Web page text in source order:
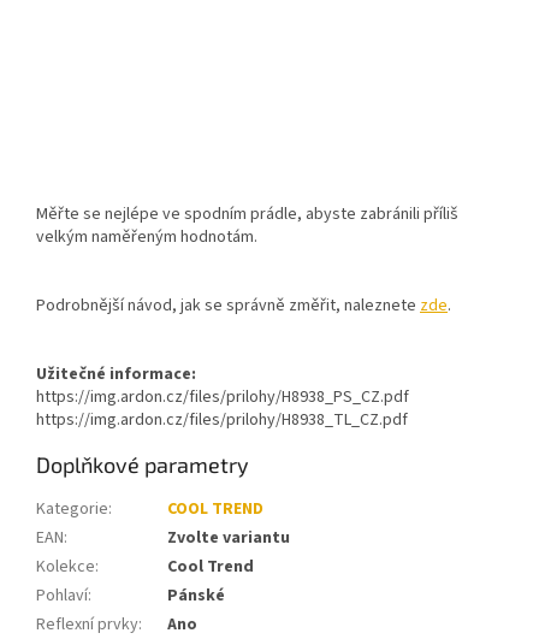
Měřte se nejlépe ve spodním prádle, abyste zabránili příliš
velkým naměřeným hodnotám.
Podrobnější návod, jak se správně změřit, naleznete zde.
Užitečné informace:
https://img.ardon.cz/files/prilohy/H8938_PS_CZ.pdf
https://img.ardon.cz/files/prilohy/H8938_TL_CZ.pdf
Doplňkové parametry
Kategorie:
COOL TREND
EAN:
Zvolte variantu
Kolekce:
Cool Trend
Pohlaví:
Pánské
Reflexní prvky:
Ano